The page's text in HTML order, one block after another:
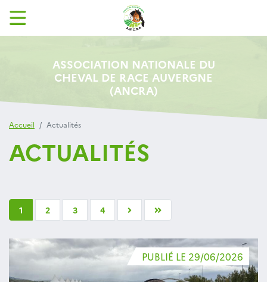
ASSOCIATION NATIONALE DU
CHEVAL DE RACE AUVERGNE
(ANCRA)
Accueil Actualités
ACTUALITÉS
1 2 3 4
PUBLIÉ LE 29/06/2026